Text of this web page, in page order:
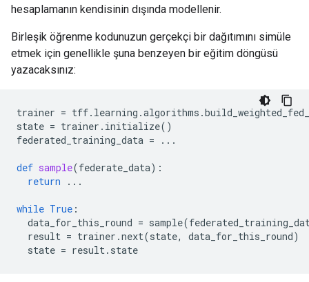
hesaplamanın kendisinin dışında modellenir.
Birleşik öğrenme kodunuzun gerçekçi bir dağıtımını simüle
etmek için genellikle şuna benzeyen bir eğitim döngüsü
yazacaksınız:
trainer = tff. learning .algorithms .
state = trainer . initialize()
federated_training_data = ...
def sample(federate_data):
return
...
while True :
data_for_this_round = sample(
result = trainer .next(state, data_for_this_round)
state = result. state